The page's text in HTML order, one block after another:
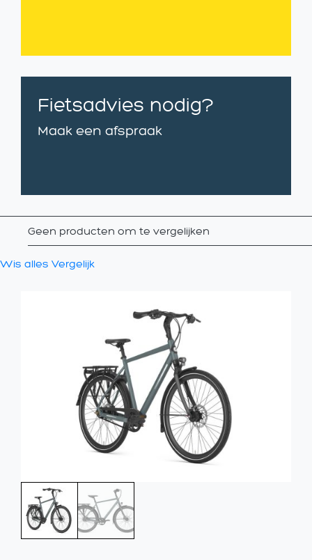
Fietsadvies nodig?
Maak een afspraak
Geen producten om te vergelijken
Wis alles Vergelijk